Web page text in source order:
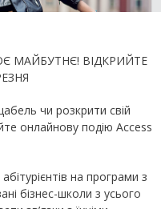
МАЙБУТНЄ! ВІДКРИЙТЕ
чи розкрити свій
онлайнову подію Access
на програми з
бізнес-школи з усього